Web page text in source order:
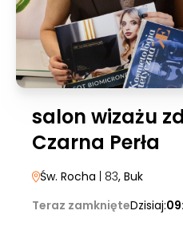
salon wizażu
Czarna Perła
Św. Rocha | 83, Buk
Teraz zamknięteDzisiaj: